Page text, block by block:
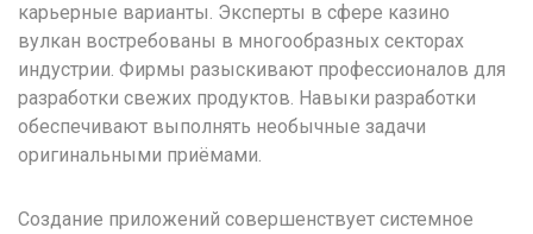
карьерные варианты. Эксперты в сфере казино
вулкан востребованы в многообразных секторах
индустрии. Фирмы разыскивают профессионалов для
разработки свежих продуктов. Навыки разработки
обеспечивают выполнять необычные задачи
оригинальными приёмами.
Создание приложений совершенствует системное